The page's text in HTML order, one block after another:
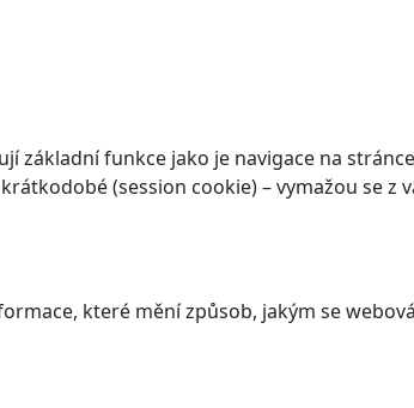
základní funkce jako je navigace na
(session cookie) – vymažou se z
které mění způsob, jakým se